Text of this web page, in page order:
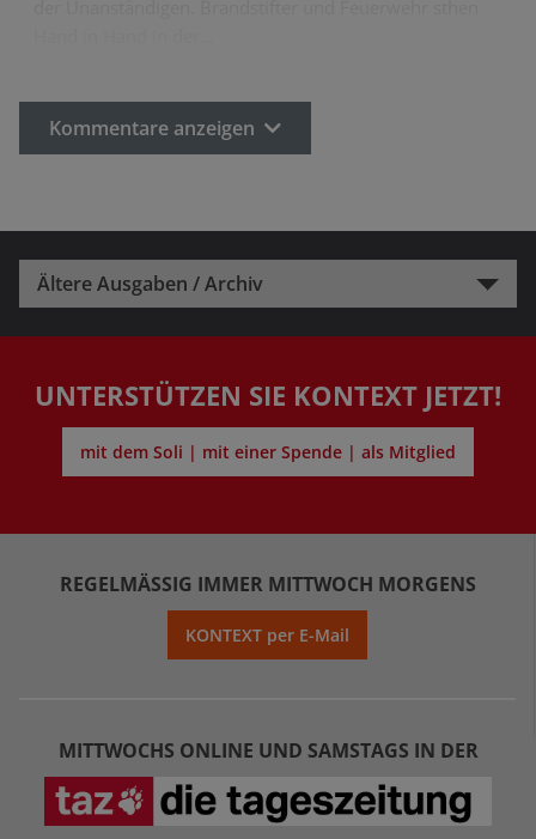
Kommentare anzeigen
Ältere Ausgaben / Archiv
UNTERSTÜTZEN SIE KONTEXT JETZT!
mit dem Soli | mit einer Spende | als Mitglied
REGELMÄSSIG IMMER MITTWOCH MORGENS
KONTEXT per E-Mail
MITTWOCHS ONLINE UND SAMSTAGS IN DER